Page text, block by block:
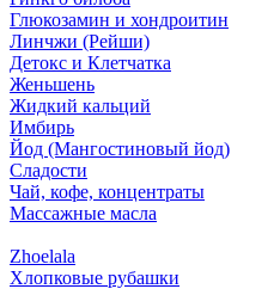
Глюкозамин и хондроитин
Линчжи (Рейши)
Детокс и Клетчатка
Женьшень
Жидкий кальций
Имбирь
Йод (Мангостиновый йод)
Сладости
Чай, кофе, концентраты
Массажные масла
Zhoelala
Хлопковые рубашки